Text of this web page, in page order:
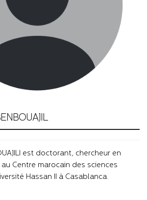
est doctorant, chercheur en
Centre marocain des sciences
Hassan II à Casablanca.